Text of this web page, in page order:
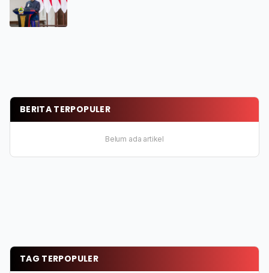
BERITA TERPOPULER
Belum ada artikel
TAG TERPOPULER